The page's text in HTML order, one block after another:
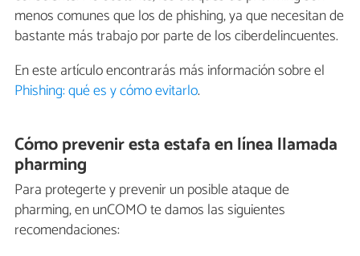
menos comunes que los de phishing, ya que necesitan de
bastante más trabajo por parte de los ciberdelincuentes.
En este artículo encontrarás más información sobre el
Phishing: qué es y cómo evitarlo.
Cómo prevenir esta estafa en línea llamada
pharming
Para protegerte y prevenir un posible ataque de
pharming, en unCOMO te damos las siguientes
recomendaciones: